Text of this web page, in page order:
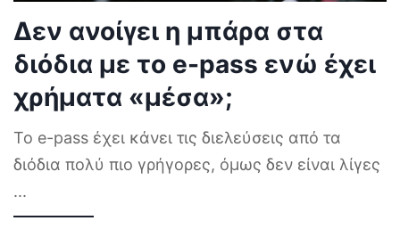
Δεν ανοίγει η μπάρα στα
διόδια με το e-pass ενώ έχει
χρήματα «μέσα»;
Το e-pass έχει κάνει τις διελεύσεις από τα
διόδια πολύ πιο γρήγορες, όμως δεν είναι λίγες
...